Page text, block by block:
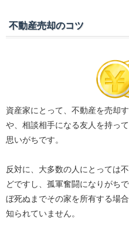
不動産売却のコツ
資産家にとって、不動産を売却
や、相談相手になる友人を持っ
思いがちです。
反対に、大多数の人にとっては
どですし、孤軍奮闘になりがち
ぼ死ぬまでその家を所有する場
知られていません。